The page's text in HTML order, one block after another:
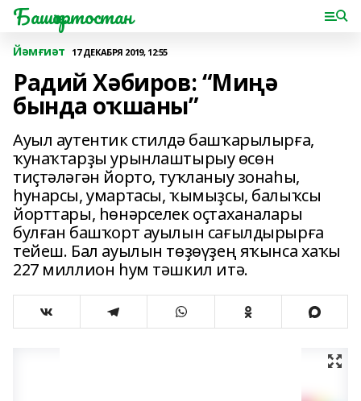
Башҡортостан
Йәмғиәт 17 ДЕКАБРЯ 2019, 12:55
Радий Хәбиров: “Миңә
бында оҡшаны”
Ауыл аутентик стилдә башҡарылырға,
ҡунаҡтарҙы урынлаштырыу өсөн
тиҫтәләгән йорто, туҡланыу зонаһы,
һунарсы, умартасы, ҡымыҙсы, балыҡсы
йорттары, һөнәрселек оҫтаханалары
булған башҡорт ауылын сағылдырырға
тейеш. Бал ауылын төҙөүҙең яҡынса хаҡы
227 миллион һум тәшкил итә.